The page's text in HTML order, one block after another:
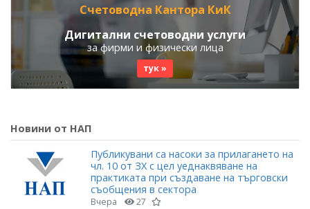
Счетоводна Кантора КиК
Дигитални счетоводни услуги
за фирми и физически лица
тук »
Новини от НАП
Публикувани са насоки за прилагането на
чл. 10 от ЗХ с цел уеднаквяване на
практиката при създаване на търговски
съобщения в сектора
Вчера 27